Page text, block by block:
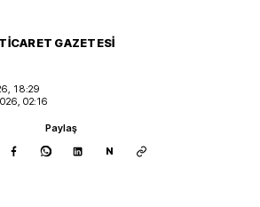
GAZETESI
18:29
02:16
Paylaş
N